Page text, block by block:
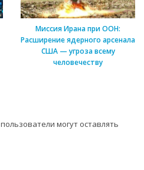
Миссия Ирана при ООН:
Расширение ядерного арсенала
США — угроза всему
человечеству
пользователи могут оставлять